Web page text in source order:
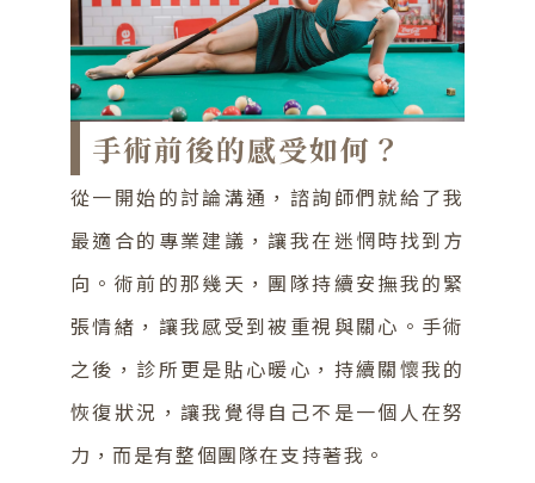
手術前後的感受如何？
從一開始的討論溝通，諮詢師們就給了我
最適合的專業建議，讓我在迷惘時找到方
向。術前的那幾天，團隊持續安撫我的緊
張情緒，讓我感受到被重視與關心。手術
之後，診所更是貼心暖心，持續關懷我的
恢復狀況，讓我覺得自己不是一個人在努
力，而是有整個團隊在支持著我。